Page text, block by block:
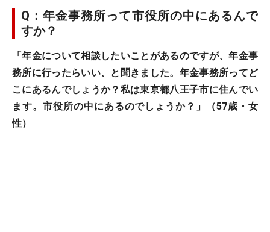
Q：年金事務所って市役所の中にあるんで
すか？
「年金について相談したいことがあるのですが、年金事
務所に行ったらいい、と聞きました。年金事務所ってど
こにあるんでしょうか？私は東京都八王子市に住んでい
ます。市役所の中にあるのでしょうか？」（57歳・女
性）